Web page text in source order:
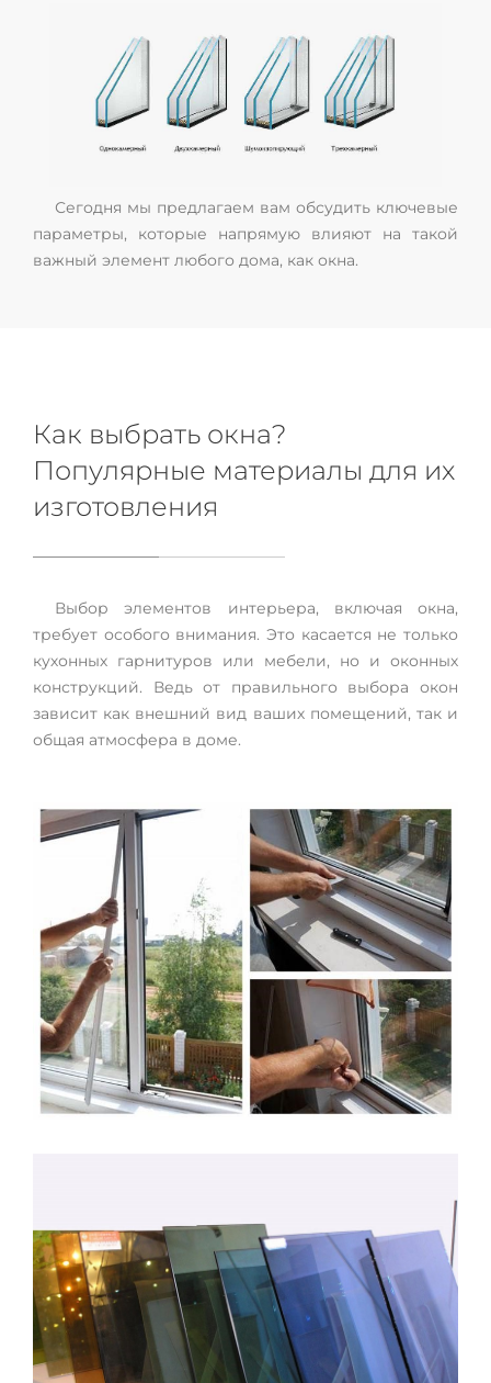
Сегодня мы предлагаем вам обсудить ключевые
параметры, которые напрямую влияют на такой
важный элемент любого дома, как окна.
Как выбрать окна?
Популярные материалы для их
изготовления
Выбор элементов интерьера, включая окна,
требует особого внимания. Это касается не только
кухонных гарнитуров или мебели, но и оконных
конструкций. Ведь от правильного выбора окон
зависит как внешний вид ваших помещений, так и
общая атмосфера в доме.